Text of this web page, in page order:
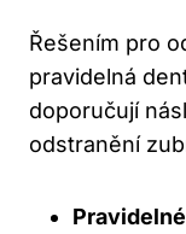
Řešením pro
pravidelná
doporučují
odstranění